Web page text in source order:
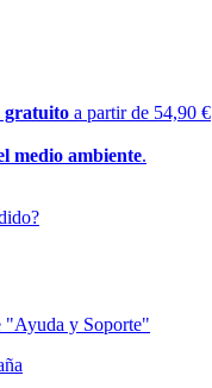
gratuito a partir de 54,90 €
medio ambiente.
"Ayuda y Soporte"